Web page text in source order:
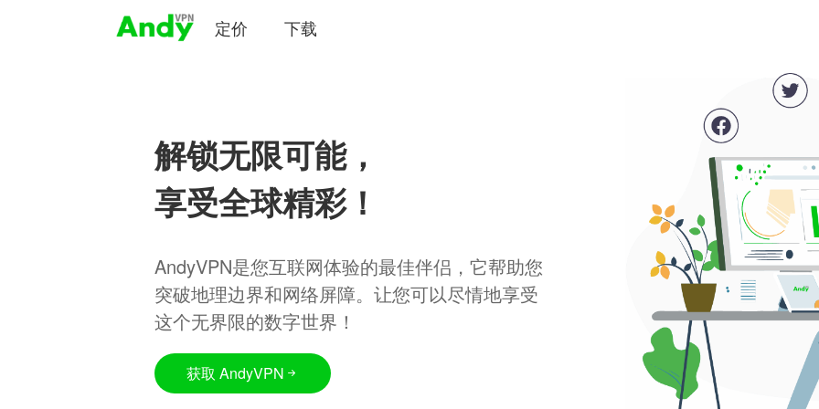
定价 下载
解锁无限可能，
享受全球精彩！
AndyVPN是您互联网体验的最佳伴侣，它帮助您
突破地理边界和网络屏障。让您可以尽情地享受
这个无界限的数字世界！
获取 AndyVPN